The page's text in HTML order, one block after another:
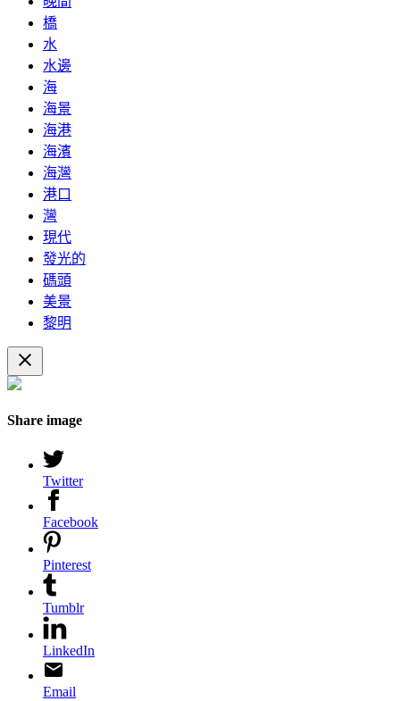
橋
水
水邊
海
海景
海港
海濱
海灣
港口
灣
現代
發光的
碼頭
美景
黎明
Share image
Twitter
Facebook
Pinterest
Tumblr
LinkedIn
Email